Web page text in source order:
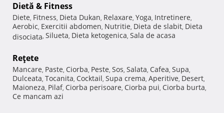
Dietă & Fitness
Diete, Fitness, Dieta Dukan, Relaxare, Yoga, Intretinere,
Aerobic, Exercitii abdomen, Nutritie, Dieta de slabit, Dieta
disociata, Silueta, Dieta ketogenica, Sala de acasa
Reţete
Mancare, Paste, Ciorba, Peste, Sos, Salata, Cafea, Supa,
Dulceata, Tocanita, Cocktail, Supa crema, Aperitive, Desert,
Maioneza, Pilaf, Ciorba perisoare, Ciorba pui, Ciorba burta,
Ce mancam azi